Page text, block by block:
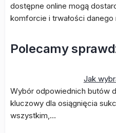
dostępne online mogą
komforcie i trwałości danego
Polecamy
Jak
Wybór odpowiednich butów
kluczowy dla osiągnięcia
wszystkim,…